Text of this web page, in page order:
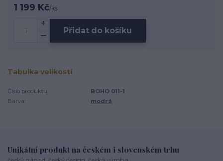
1 199 Kč/ks
Přidat do košíku
Tabulka velikostí
Číslo produktu:
BOHO 011-1
Barva:
modrá
Unikátní produkt na českém i slovenském trhu